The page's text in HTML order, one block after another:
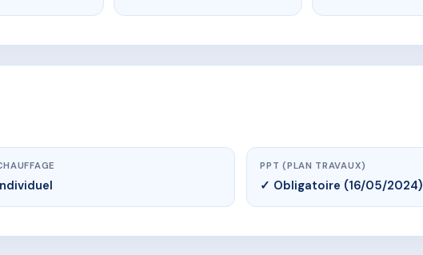
PPT (PLAN TRAVAUX)
✓ Obligatoire (16/05/2024)